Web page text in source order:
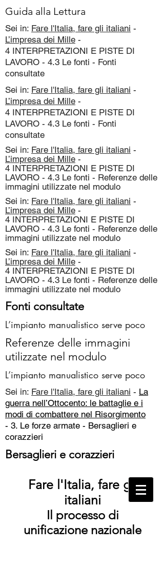
Guida alla Lettura
Sei in: Fare l'Italia, fare gli italiani -
L’impresa dei Mille -
4 INTERPRETAZIONI E PISTE DI
LAVORO - 4.3 Le fonti - Fonti
consultate
Sei in: Fare l'Italia, fare gli italiani -
L’impresa dei Mille -
4 INTERPRETAZIONI E PISTE DI
LAVORO - 4.3 Le fonti - Fonti
consultate
Sei in: Fare l'Italia, fare gli italiani -
L’impresa dei Mille -
4 INTERPRETAZIONI E PISTE DI
LAVORO - 4.3 Le fonti - Referenze delle
immagini utilizzate nel modulo
Sei in: Fare l'Italia, fare gli italiani -
L’impresa dei Mille -
4 INTERPRETAZIONI E PISTE DI
LAVORO - 4.3 Le fonti - Referenze delle
immagini utilizzate nel modulo
Sei in: Fare l'Italia, fare gli italiani -
L’impresa dei Mille -
4 INTERPRETAZIONI E PISTE DI
LAVORO - 4.3 Le fonti - Referenze delle
immagini utilizzate nel modulo
Fonti consultate
L’impianto manualistico serve poco
Referenze delle immagini
utilizzate nel modulo
L’impianto manualistico serve poco
Sei in: Fare l'Italia, fare gli italiani - La
guerra nell’Ottocento: le battaglie e i
modi di combattere nel Risorgimento
- 3. Le forze armate - Bersaglieri e
corazzieri
Bersaglieri e corazzieri
Fare l'Italia, fare gli
italiani
Il processo di
unificazione nazionale